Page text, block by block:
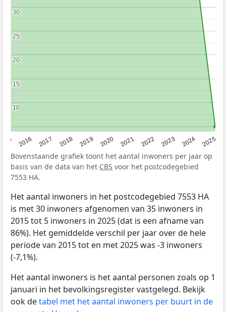
2016 2017 2018 2019 2020 2021 2022 2023 2024 2025
10
10
15
15
20
20
25
25
30
30
Bovenstaande grafiek toont het aantal inwoners per jaar op
basis van de data van het CBS voor het postcodegebied
7553 HA.
Het aantal inwoners in het postcodegebied 7553 HA
is met 30 inwoners afgenomen van 35 inwoners in
2015 tot 5 inwoners in 2025 (dat is een afname van
86%). Het gemiddelde verschil per jaar over de hele
periode van 2015 tot en met 2025 was -3 inwoners
(-7,1%).
Het aantal inwoners is het aantal personen zoals op 1
januari in het bevolkingsregister vastgelegd. Bekijk
ook detabel met het aantal inwoners per buurt in de